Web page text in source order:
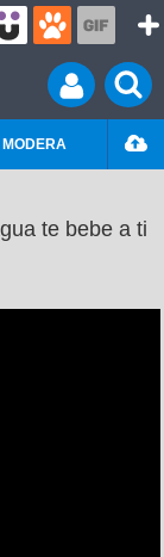
MODERA
te bebe a ti